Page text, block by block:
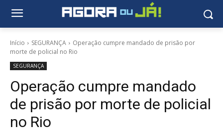
Início SEGURANÇA
Operação cumpre mandado de prisão por
morte de policial no Rio
SEGURANÇA
Operação cumpre mandado
de prisão por morte de policial
no Rio